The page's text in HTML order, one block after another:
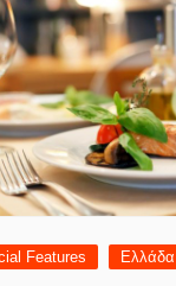
Features Ελλάδα